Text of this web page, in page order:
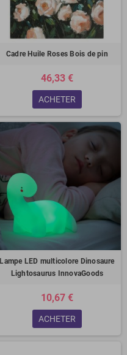
Cadre Huile Roses Bois de pin
46,33 €
ACHETER
Lampe LED multicolore Dinosaure
Lightosaurus InnovaGoods
10,67 €
ACHETER